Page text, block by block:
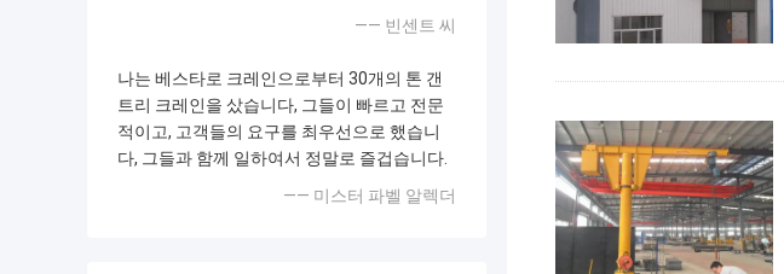
—— 빈센트 씨
나는 베스타로 크레인으로부터 30개의 톤 갠
트리 크레인을 샀습니다, 그들이 빠르고 전문
적이고, 고객들의 요구를 최우선으로 했습니
다, 그들과 함께 일하여서 정말로 즐겁습니다.
—— 미스터 파벨 알렉더